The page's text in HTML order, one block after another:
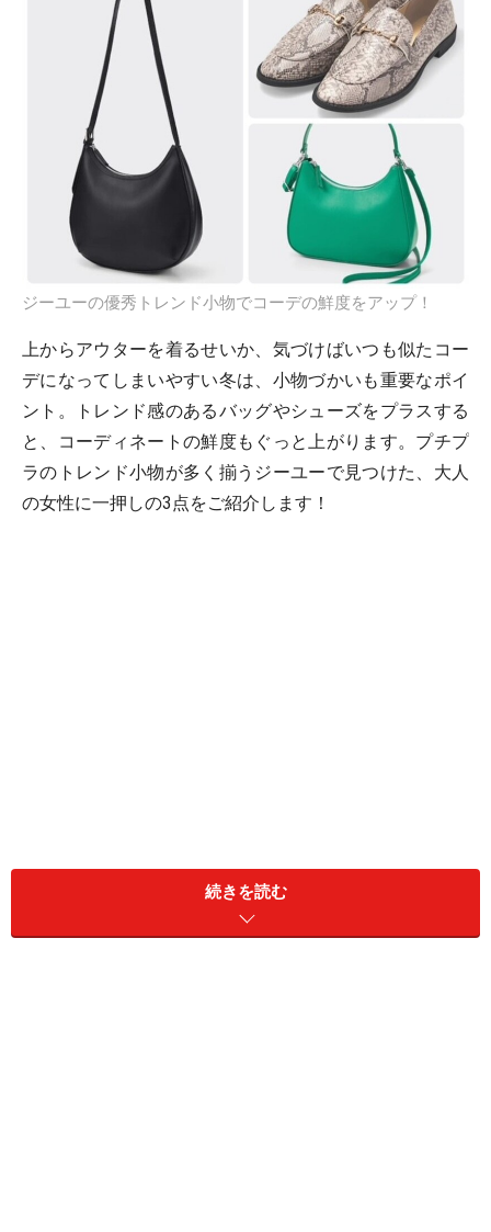
ジーユーの優秀トレンド小物でコーデの鮮度をアップ！
上からアウターを着るせいか、気づけばいつも似たコー
デになってしまいやすい冬は、小物づかいも重要なポイ
ント。トレンド感のあるバッグやシューズをプラスする
と、コーディネートの鮮度もぐっと上がります。プチプ
ラのトレンド小物が多く揃うジーユーで見つけた、大人
の女性に一押しの3点をご紹介します！
1. 大人コーデにマッチしやすいパイソン柄
続きを読む